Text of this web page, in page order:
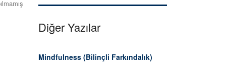
Diğer Yazılar
Mindfulness (Bilinçli Farkındalık)